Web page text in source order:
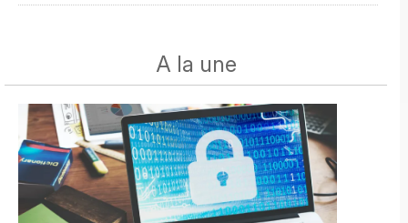
A la une